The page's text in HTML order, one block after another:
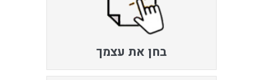
בחן את עצמך